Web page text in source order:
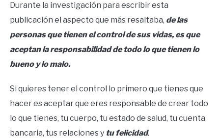
Durante la investigación para escribir esta
publicación el aspecto que más resaltaba, de las
personas que tienen el control de sus vidas, es que
aceptan la responsabilidad de todo lo que tienen lo
bueno y lo malo.
Si quieres tener el control lo primero que tienes que
hacer es aceptar que eres responsable de crear todo
lo que tienes, tu cuerpo, tu estado de salud, tu cuenta
bancaria, tus relaciones y tu felicidad.